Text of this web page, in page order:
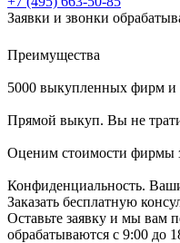
Заявки и звонки
Преимущества
5000 выкупленных фирм и
Прямой выкуп. Вы не
Оценим стоимости фирмы
Конфиденциальность.
Заказать бесплатную
Оставьте заявку и мы вам
обрабатываются с 9:00 до